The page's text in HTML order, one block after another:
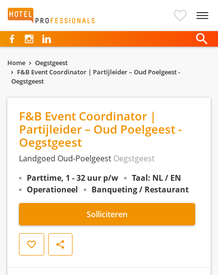
Hotelprofessionals
Home
Oegstgeest
F&B Event Coordinator | Partijleider – Oud Poelgeest -
Oegstgeest
F&B Event Coordinator |
Partijleider – Oud Poelgeest -
Oegstgeest
Landgoed Oud-Poelgeest Oegstgeest
Parttime, 1 - 32 uur p/w
Taal: NL / EN
Operationeel
Banqueting / Restaurant
Solliciteren
Opslaan Delen